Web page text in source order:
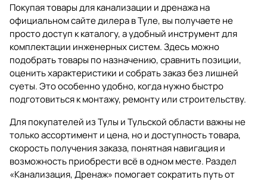
Покупая товары для канализации и дренажа на
официальном сайте дилера в Туле, вы получаете не
просто доступ к каталогу, а удобный инструмент для
комплектации инженерных систем. Здесь можно
подобрать товары по назначению, сравнить позиции,
оценить характеристики и собрать заказ без лишней
суеты. Это особенно удобно, когда нужно быстро
подготовиться к монтажу, ремонту или строительству.
Для покупателей из Тулы и Тульской области важны не
только ассортимент и цена, но и доступность товара,
скорость получения заказа, понятная навигация и
возможность приобрести всё в одном месте. Раздел
«Канализация, Дренаж» помогает сократить путь от